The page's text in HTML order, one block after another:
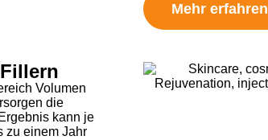
Mehr erfahren
Volumen
die
kann je
zu einem Jahr